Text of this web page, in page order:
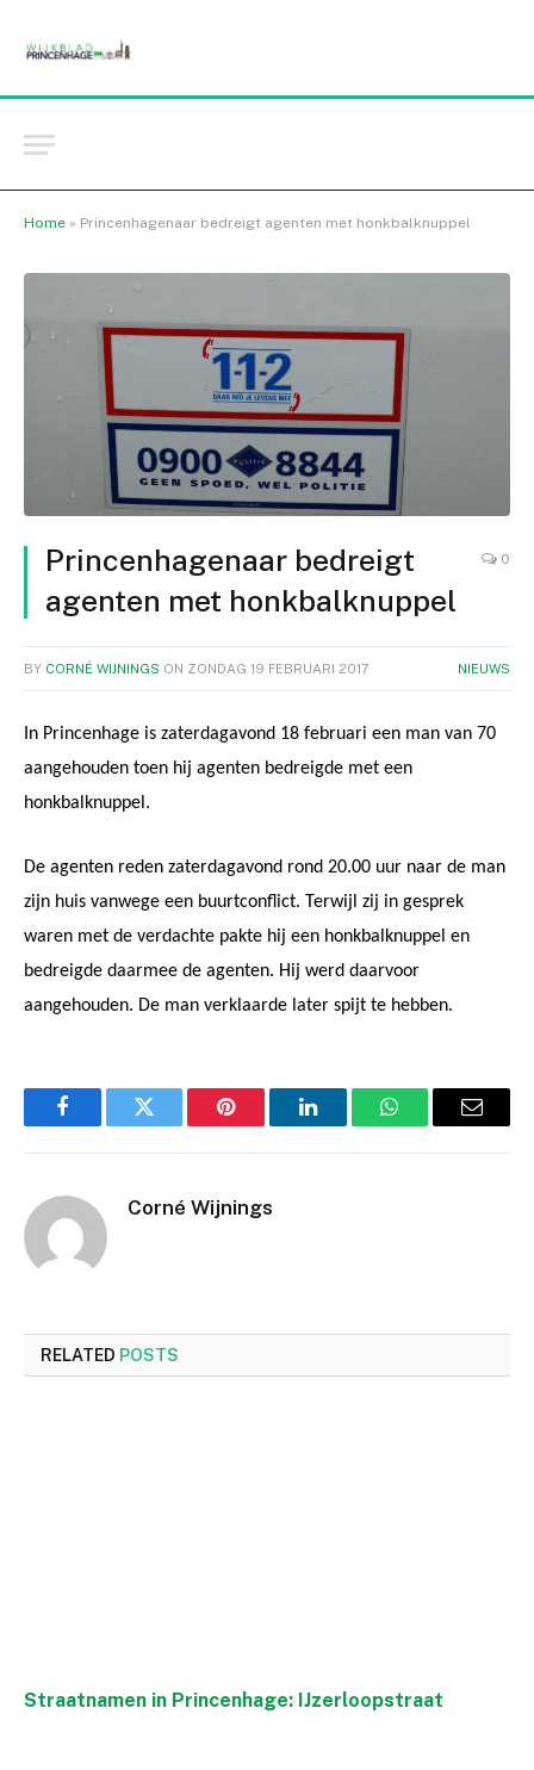
Home » Princenhagenaar bedreigt agenten met honkbalknuppel
Princenhagenaar bedreigt
agenten met honkbalknuppel
0
BY CORNÉ WIJNINGS ON ZONDAG 19 FEBRUARI 2017 NIEUWS
In Princenhage is zaterdagavond 18 februari een man van 70
aangehouden toen hij agenten bedreigde met een
honkbalknuppel.
De agenten reden zaterdagavond rond 20.00 uur naar de man
zijn huis vanwege een buurtconflict. Terwijl zij in gesprek
waren met de verdachte pakte hij een honkbalknuppel en
bedreigde daarmee de agenten. Hij werd daarvoor
aangehouden. De man verklaarde later spijt te hebben.
FacebookTwitter Pinterest LinkedInWhatsAppEmail
Corné Wijnings
RELATED POSTS
Straatnamen in Princenhage: IJzerloopstraat